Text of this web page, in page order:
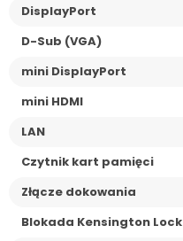
DisplayPort
D-Sub (VGA)
mini DisplayPort
mini HDMI
LAN
Czytnik kart pamięci
Złącze dokowania
Blokada Kensington Lock